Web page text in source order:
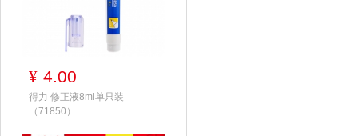
¥ 4.00
得力 修正液8ml单只装
（71850）